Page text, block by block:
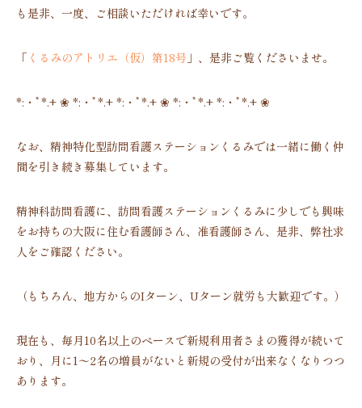
も是非、一度、ご相談いただければ幸いです。
「 くるみのアトリエ（仮）第18号 」、是非ご覧くださいませ。
*:・ﾟ*.+ ❀ *:・ﾟ*.+ *:・ﾟ*.+ ❀ *:・ﾟ*.+ *:・ﾟ*.+ ❀
なお、精神特化型訪問看護ステーションくるみでは一緒に働く仲
間を引き続き募集しています。
精神科訪問看護に、訪問看護ステーションくるみに少しでも興味
をお持ちの大阪に住む看護師さん、准看護師さん、是非、弊社求
人をご確認ください。
（もちろん、地方からのIターン、Uターン就労も大歓迎です。）
現在も、毎月10名以上のペースで新規利用者さまの獲得が続いて
おり、月に1〜2名の増員がないと新規の受付が出来なくなりつつ
あります。